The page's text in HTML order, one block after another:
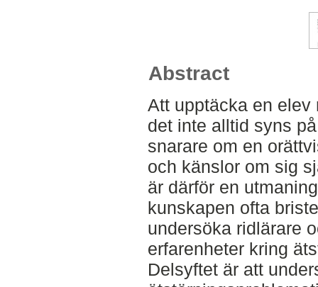
Abstract
Att upptäcka en elev
det inte alltid syns
snarare om en
och känslor om sig
är därför en
kunskapen ofta
undersöka ridlärare
erfarenheter kring
Delsyftet är att